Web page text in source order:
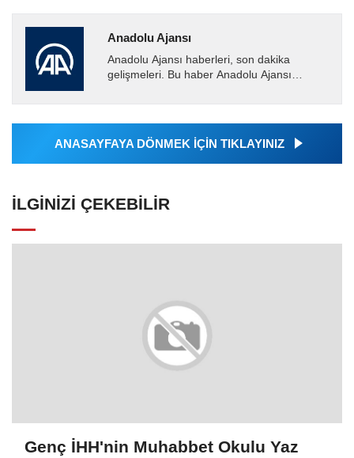
Anadolu Ajansı
Anadolu Ajansı haberleri, son dakika
gelişmeleri. Bu haber Anadolu Ajansı
tarafından geçilen tüm...
ANASAYFAYA DÖNMEK İÇİN TIKLAYINIZ
İLGINIZI ÇEKEBILIR
Genç İHH'nin Muhabbet Okulu Yaz